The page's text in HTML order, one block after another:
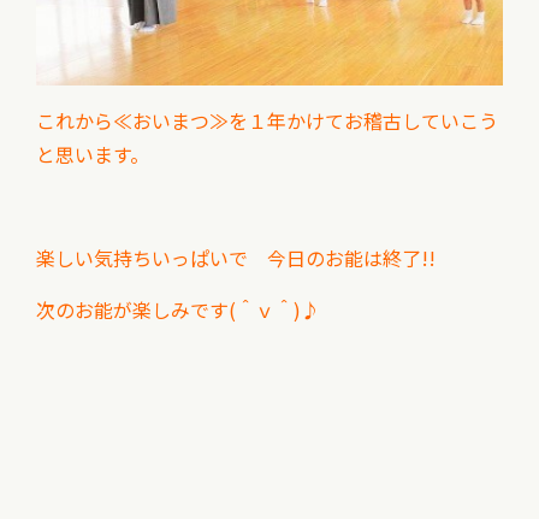
これから≪おいまつ≫を１年かけてお稽古していこう
と思います。
楽しい気持ちいっぱいで 今日のお能は終了!!
次のお能が楽しみです(＾ｖ＾)♪